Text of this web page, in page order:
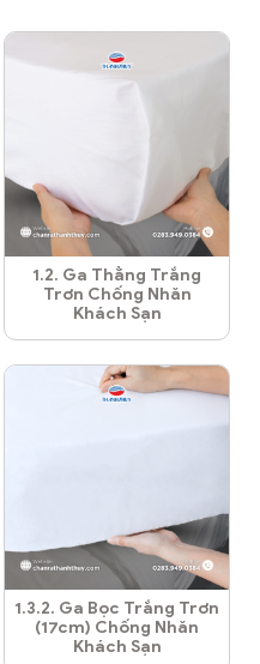
1.2. Ga Thẳng Trắng
Trơn Chống Nhăn
Khách Sạn
1.3.2. Ga Bọc Trắng Trơn
(17cm) Chống Nhăn
Khách Sạn